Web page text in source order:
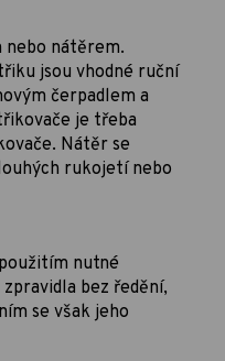
nátěrem.
jsou vhodné ruční
čerpadlem a
je třeba
Nátěr se
rukojetí nebo
nutné
bez ředění,
se však jeho